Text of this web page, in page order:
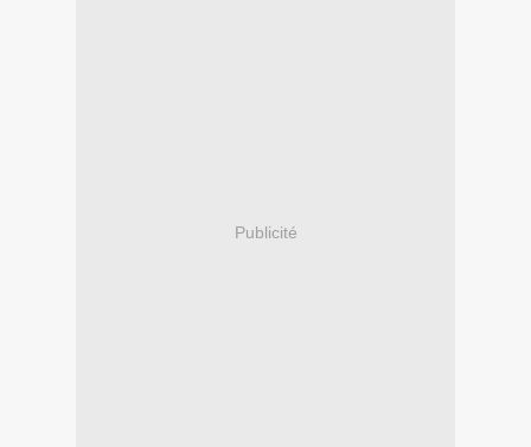
Publicité